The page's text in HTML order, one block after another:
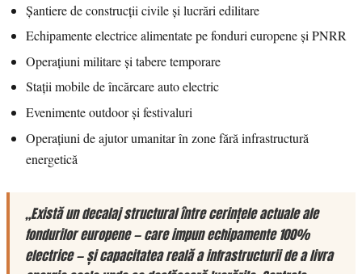
Șantiere de construcții civile și lucrări edilitare
Echipamente electrice alimentate pe fonduri europene și PNRR
Operațiuni militare și tabere temporare
Stații mobile de încărcare auto electric
Evenimente outdoor și festivaluri
Operațiuni de ajutor umanitar în zone fără infrastructură
energetică
„Există un decalaj structural între cerințele actuale ale
fondurilor europene — care impun echipamente 100%
electrice — și capacitatea reală a infrastructurii de a livra